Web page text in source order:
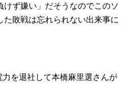
ず嫌い」だそうなのでこのソ
敗戦は忘れられない出来事に
を退社して本橋麻里選さんが